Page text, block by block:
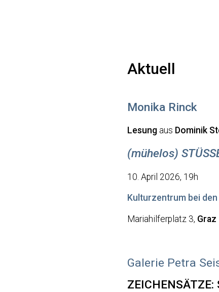
Aktuell
Monika Rinck
Lesung aus Dominik
(mühelos)
10. April 2026, 19h
Kulturzentrum bei
Mariahilferplatz 3, Graz
Galerie Petra
ZEICHENSÄTZE: